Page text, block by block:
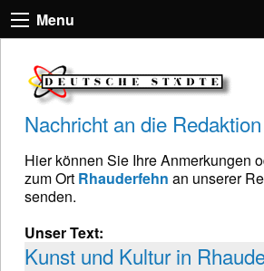
Menu
Nachricht an die Redaktion
Hier können Sie Ihre Anmerkungen
zum Ort Rhauderfehn an unserer
senden.
Unser Text:
Kunst und Kultur in